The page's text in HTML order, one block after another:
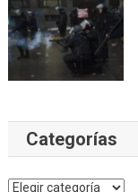
Categorías
Categorías